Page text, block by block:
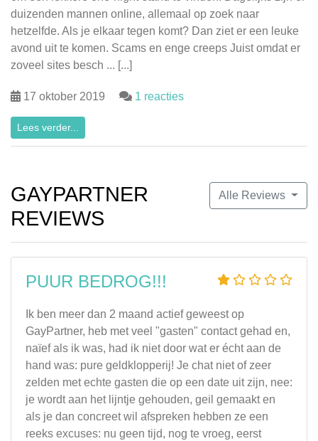
duizenden mannen online, allemaal op zoek naar
hetzelfde. Als je elkaar tegen komt? Dan ziet er een leuke
avond uit te komen. Scams en enge creeps Juist omdat er
zoveel sites besch ... [...]
17 oktober 2019 1 reacties
Lees verder...
Alle Reviews
GAYPARTNER
REVIEWS
PUUR BEDROG!!!
Ik ben meer dan 2 maand actief geweest op
GayPartner, heb met veel "gasten" contact gehad en,
naïef als ik was, had ik niet door wat er écht aan de
hand was: pure geldklopperij! Je chat niet of zeer
zelden met echte gasten die op een date uit zijn, nee:
je wordt aan het lijntje gehouden, geil gemaakt en
als je dan concreet wil afspreken hebben ze een
reeks excuses: nu geen tijd, nog te vroeg, eerst